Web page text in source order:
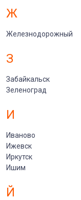
Ж
Железнодорожный
З
Забайкальск
Зеленоград
И
Иваново
Ижевск
Иркутск
Ишим
Й